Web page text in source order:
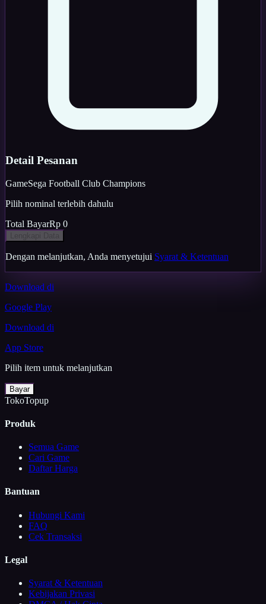
Detail Pesanan
GameSega Football Club Champions
Pilih nominal terlebih dahulu
Total BayarRp 0
Dengan melanjutkan, Anda menyetujui Syarat & Ketentuan
Download di
Google Play
Download di
App Store
Pilih item untuk melanjutkan
Bayar
TokoTopup
Produk
Semua Game
Cari Game
Daftar Harga
Bantuan
Hubungi Kami
FAQ
Cek Transaksi
Legal
Syarat & Ketentuan
Kebijakan Privasi